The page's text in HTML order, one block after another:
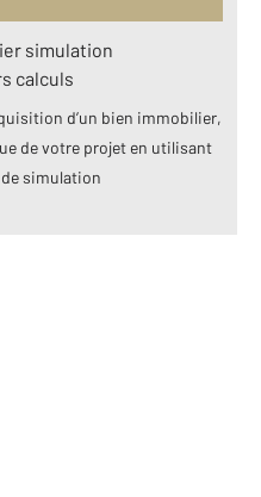
simulation
calculs
d’un bien immobilier,
de votre projet en utilisant
simulation